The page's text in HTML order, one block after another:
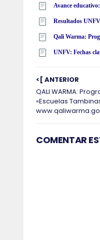
Avance
Qali Warma:
UNFV: Fechas
<[ ANTERIOR
QALI WARMA:
«Escuelas
COMENTAR